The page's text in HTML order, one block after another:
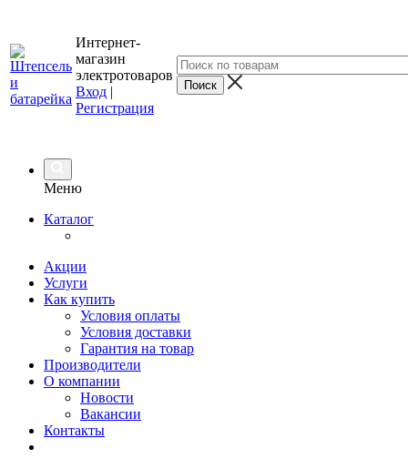
Интернет-
магазин
электротоваров
Вход |
Регистрация
Меню
Каталог
Акции
Услуги
Как купить
Условия оплаты
Условия доставки
Гарантия на товар
Производители
О компании
Новости
Вакансии
Контакты